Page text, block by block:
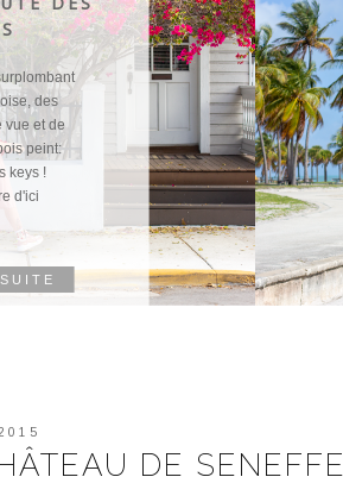
des
vue et de
peint:
keys !
d'ici
DE SENEFFE